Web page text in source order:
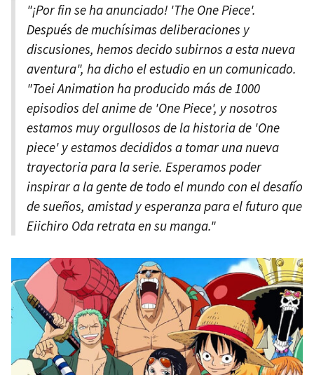
"¡Por fin se ha anunciado! 'The One Piece'.
Después de muchísimas deliberaciones y
discusiones, hemos decido subirnos a esta nueva
aventura", ha dicho el estudio en un comunicado.
"Toei Animation ha producido más de 1000
episodios del anime de 'One Piece', y nosotros
estamos muy orgullosos de la historia de 'One
piece' y estamos decididos a tomar una nueva
trayectoria para la serie. Esperamos poder
inspirar a la gente de todo el mundo con el desafío
de sueños, amistad y esperanza para el futuro que
Eiichiro Oda retrata en su manga."